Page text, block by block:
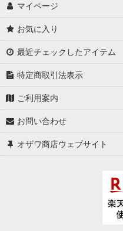
BINDING
SNOWBOARD BOOTS
SNOW SKATE
SALMON ARMS
DEATHGRIP GLOVE
当店イチオシ！
GOGGLE
マイページ
お気に入り
最近チェックしたアイテム
特定商取引法表示
ご利用案内
お問い合わせ
オザワ商店ウェブサイト